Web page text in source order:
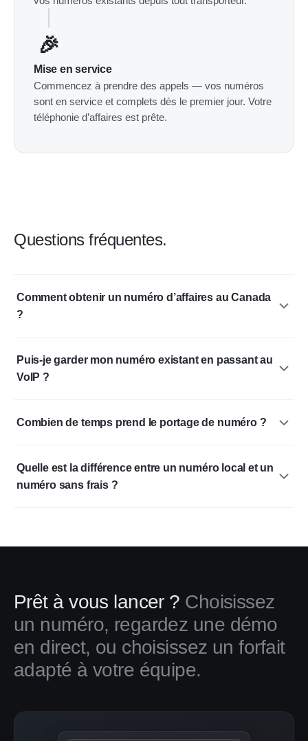
🎉
Mise en service
Commencez à prendre des appels — vos numéros
sont en service et complets dès le premier jour. Votre
téléphonie d’affaires est prête.
Questions fréquentes.
Comment obtenir un numéro d’affaires au Canada
?
Puis-je garder mon numéro existant en passant au
VoIP ?
Combien de temps prend le portage de numéro ?
Quelle est la différence entre un numéro local et un
numéro sans frais ?
Prêt à vous lancer ? Choisissez
un numéro, regardez une démo
en direct, ou choisissez un forfait
adapté à votre équipe.